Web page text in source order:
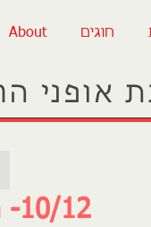
חוגים About
אופני
10/12- משמר העמק - סינגל הזורע